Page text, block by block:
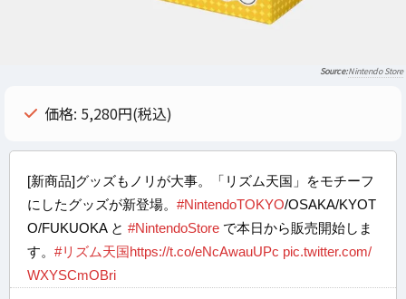
Nintendo Store
価格: 5,280円(税込)
[新商品]グッズもノリが大事。「リズム天国」をモチーフ
にしたグッズが新登場。 #NintendoTOKYO/OSAKA/KYOT
O/FUKUOKA と #NintendoStore で本日から販売開始しま
す。 #リズム天国https://t.co/eNcAwauUPc pic.twitter.com/
WXYSCmOBri